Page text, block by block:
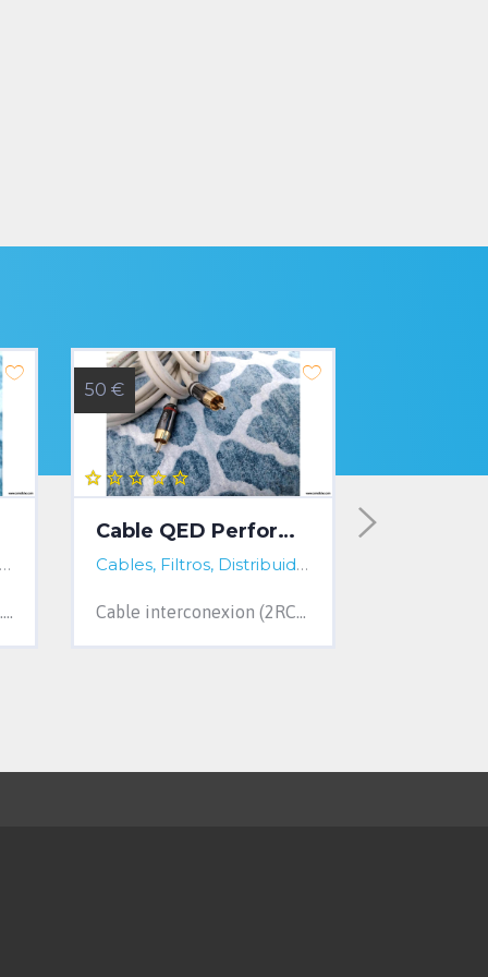
Cables, Filtros, Distribuidores... Cantabria, Spain
Cable de altavoz de 2x2m. 4 mm de sección. OFC. Terminación bananas. Made in Germany. Sin uso.
50 €
Cable QED Performance
Cables, Filtros, Distribuidores...
Cable interconexion (2RCA/2RCA) QED Performance audio grafiti. Trenzado cobre OFC 99,999 % para cada canal. 5m .Precio actual: 150€.